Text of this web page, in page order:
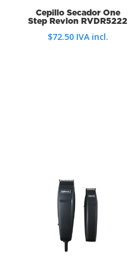
Cepillo Secador One
Step Revlon RVDR5222
$72.50 IVA incl.